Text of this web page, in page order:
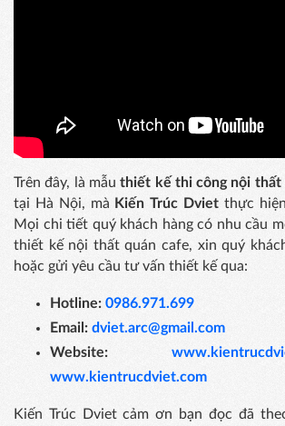
Trên đây, là mẫuthiết kế thi công nội thất
tại Hà Nội, mà Kiến Trúc Dviet thực
Mọi chi tiết quý khách hàng có nhu cầu
thiết kế nội thất quán cafe, xin quý
hoặc gửi yêu cầu tư vấn thiết kế qua:
Hotline: 0986.971.699
Email: dviet.arc@gmail.com
Website:
www.kientrucdviet.com
Kiến Trúc Dviet cảm ơn bạn đọc đã